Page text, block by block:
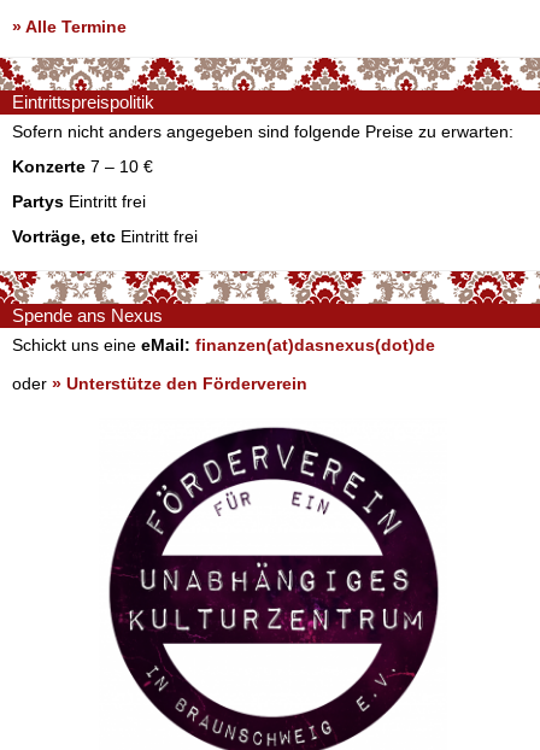
» Alle Termine
Eintrittspreispolitik
Sofern nicht anders angegeben sind folgende Preise zu erwarten:
Konzerte 7 – 10 €
Partys Eintritt frei
Vorträge, etc Eintritt frei
Spende ans Nexus
Schickt uns eine eMail: finanzen(at)dasnexus(dot)de
oder » Unterstütze den Förderverein